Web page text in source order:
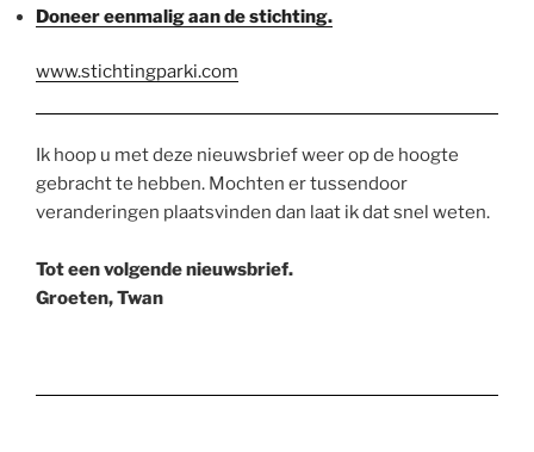
Doneer eenmalig aan de stichting.
www.stichtingparki.com
Ik hoop u met deze nieuwsbrief weer op de hoogte
gebracht te hebben. Mochten er tussendoor
veranderingen plaatsvinden dan laat ik dat snel weten.
Tot een volgende nieuwsbrief.
Groeten, Twan